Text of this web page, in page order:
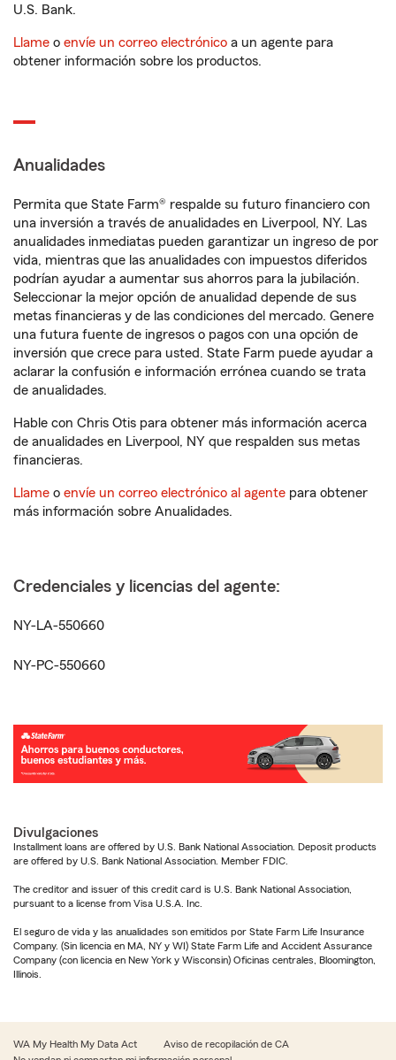
U.S. Bank.
Llame o envíe un correo electrónico a un agente para
obtener información sobre los productos.
Anualidades
Permita que State Farm® respalde su futuro financiero con
una inversión a través de anualidades en Liverpool, NY. Las
anualidades inmediatas pueden garantizar un ingreso de por
vida, mientras que las anualidades con impuestos diferidos
podrían ayudar a aumentar sus ahorros para la jubilación.
Seleccionar la mejor opción de anualidad depende de sus
metas financieras y de las condiciones del mercado. Genere
una futura fuente de ingresos o pagos con una opción de
inversión que crece para usted. State Farm puede ayudar a
aclarar la confusión e información errónea cuando se trata
de anualidades.
Hable con Chris Otis para obtener más información acerca
de anualidades en Liverpool, NY que respalden sus metas
financieras.
Llame o envíe un correo electrónico al agente para obtener
más información sobre Anualidades.
Credenciales y licencias del agente:
NY-LA-550660
NY-PC-550660
Divulgaciones
Installment loans are offered by U.S. Bank National Association. Deposit products
are offered by U.S. Bank National Association. Member FDIC.
The creditor and issuer of this credit card is U.S. Bank National Association,
pursuant to a license from Visa U.S.A. Inc.
El seguro de vida y las anualidades son emitidos por State Farm Life Insurance
Company. (Sin licencia en MA, NY y WI) State Farm Life and Accident Assurance
Company (con licencia en New York y Wisconsin) Oficinas centrales, Bloomington,
Illinois.
WA My Health My Data Act
Aviso de recopilación de CA